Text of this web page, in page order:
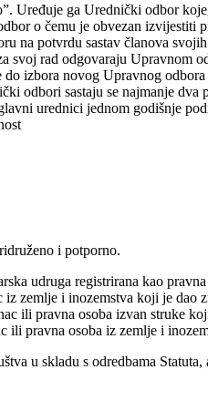
Uređuje ga Urednički odbor
o čemu je obvezan izvijestiti
na potvrdu sastav članova
svoj rad odgovaraju Upravnom
izbora novog Upravnog
odbori sastaju se najmanje dva
urednici jednom godišnje
i potporno.
udruga registrirana kao
iz zemlje i inozemstva koji je
ili pravna osoba izvan struke
ili pravna osoba iz zemlje i
u skladu s odredbama